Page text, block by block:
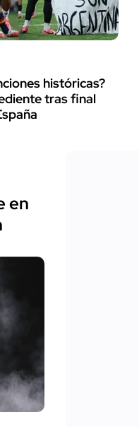
históricas?
tras final
en